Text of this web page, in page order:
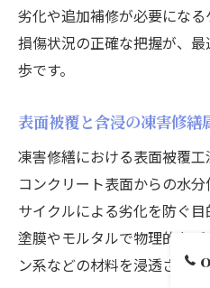
劣化や追加補修が必要になる
損傷状況の正確な把握が、
歩です。
表面被覆と含浸の凍害修繕
凍害修繕における表面被覆工
コンクリート表面からの水
サイクルによる劣化を防ぐ目
塗膜やモルタルで物理的な
ン系などの材料を浸透させて